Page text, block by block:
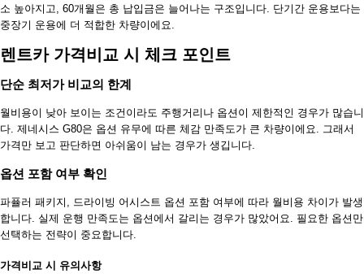
소 높아지고, 60개월은 총 납입금은 늘어나는 구조입니다. 단기간 운용보다는
중장기 운용에 더 적합한 차량이에요.
렌트카 가격비교 시 체크 포인트
단순 최저가 비교의 한계
월비용이 낮아 보이는 조건이라도 주행거리나 옵션이 제한적인 경우가 많습니
다. 제네시스 G80은 옵션 유무에 따른 체감 만족도가 큰 차량이에요. 그래서
가격만 보고 판단하면 아쉬움이 남는 경우가 생깁니다.
옵션 포함 여부 확인
파퓰러 패키지, 드라이빙 어시스트 옵션 포함 여부에 따라 월비용 차이가 발생
합니다. 실제 운행 만족도는 옵션에서 갈리는 경우가 많았어요. 필요한 옵션만
선택하는 전략이 중요합니다.
가격비교 시 유의사항